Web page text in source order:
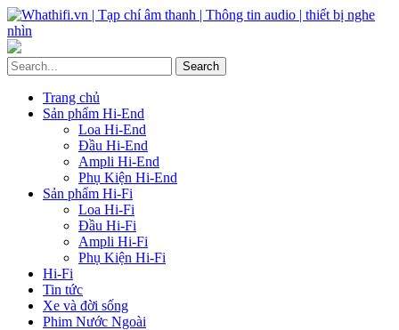
Trang chủ
Sản phẩm Hi-End
Loa Hi-End
Đầu Hi-End
Ampli Hi-End
Phụ Kiện Hi-End
Sản phẩm Hi-Fi
Loa Hi-Fi
Đầu Hi-Fi
Ampli Hi-Fi
Phụ Kiện Hi-Fi
Hi-Fi
Tin tức
Xe và đời sống
Phim Nước Ngoài